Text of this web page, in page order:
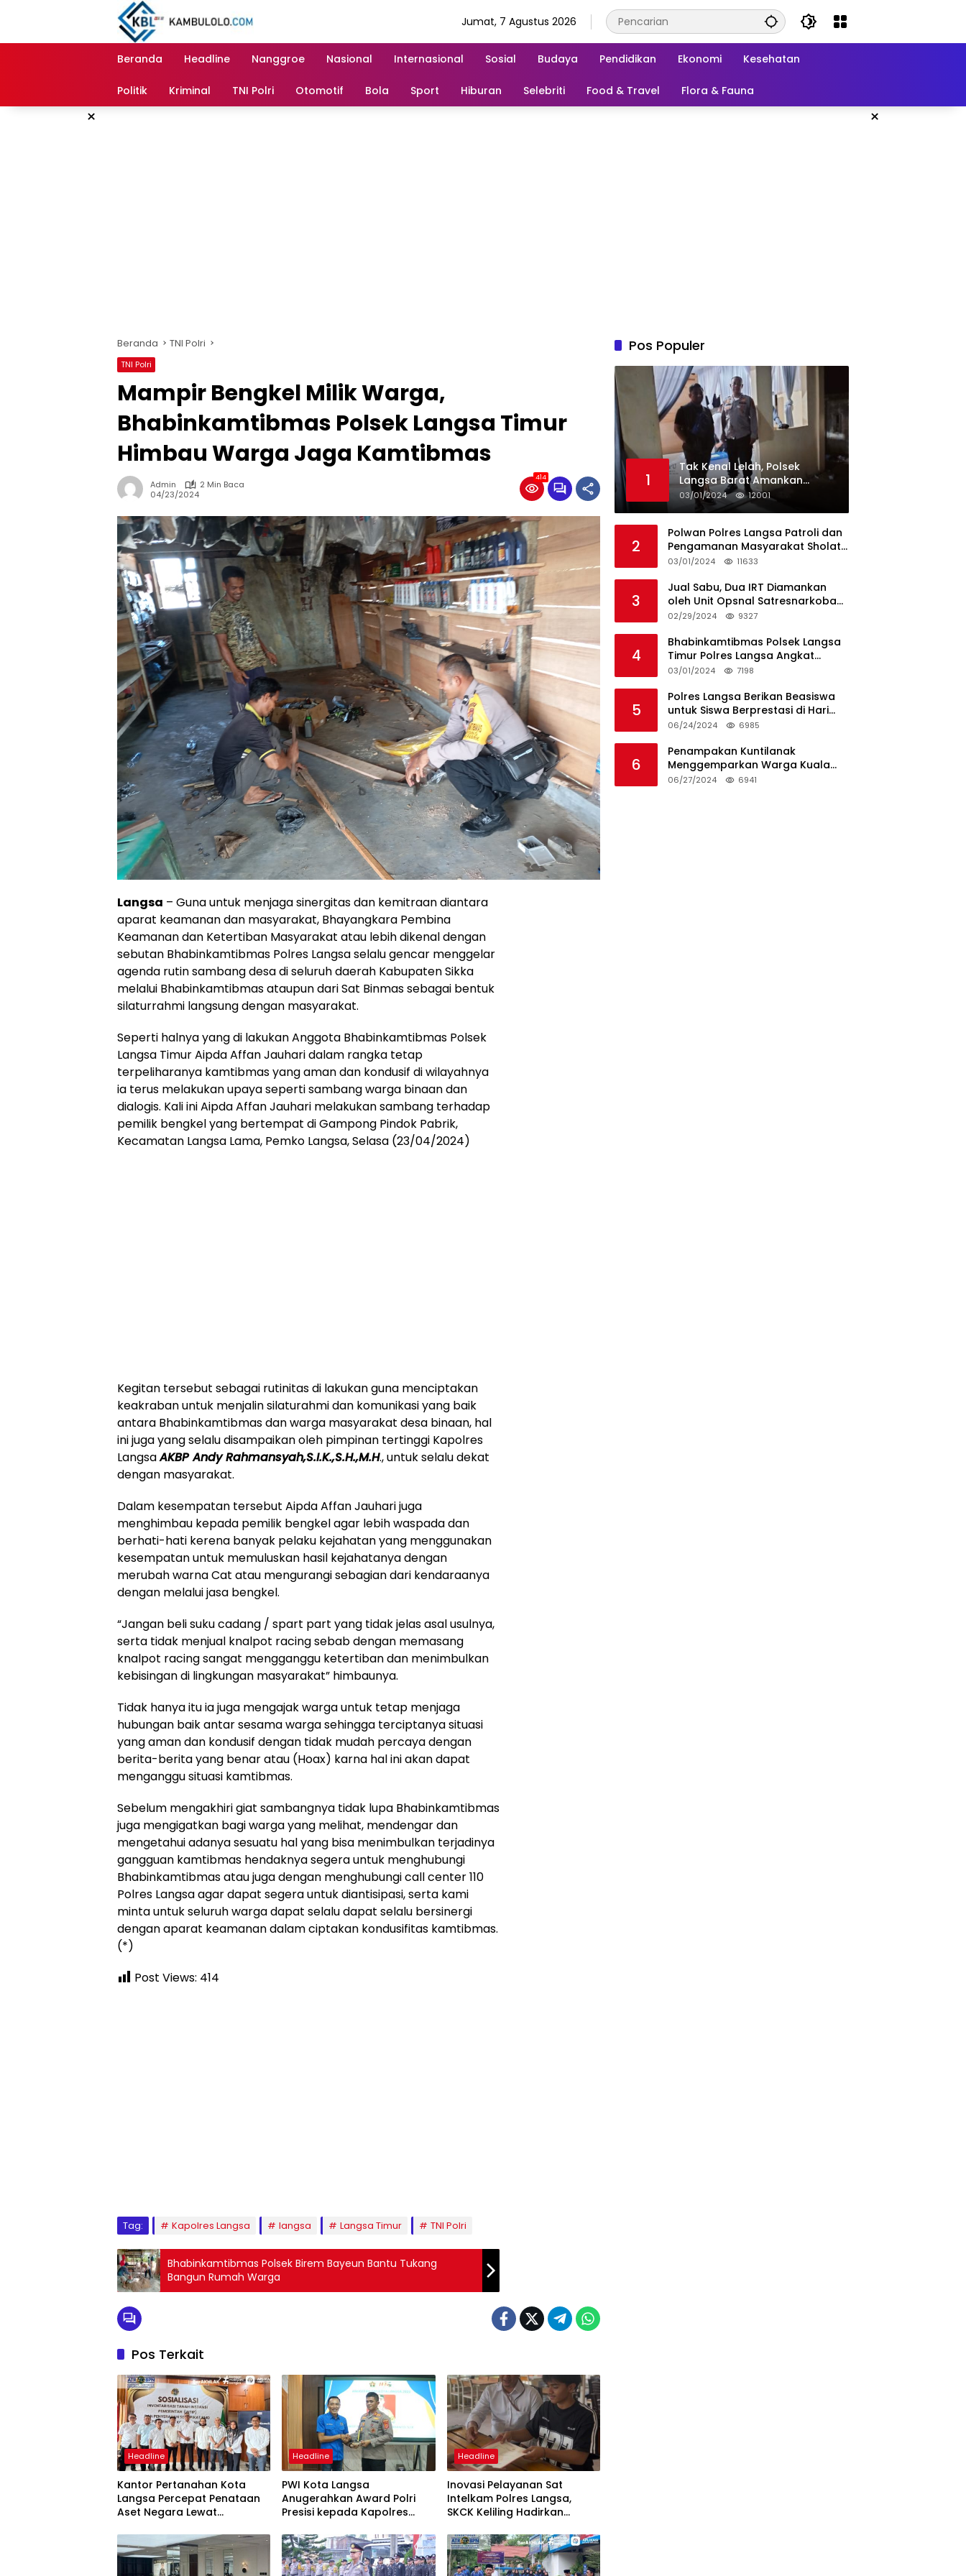
Jumat, 7 Agustus 2026
Beranda Headline Nanggroe Nasional Internasional Sosial Budaya Pendidikan Ekonomi Kesehatan
Politik Kriminal TNI Polri Otomotif Bola Sport Hiburan Selebriti Food & Travel Flora & Fauna
× ×
Beranda TNI Polri
TNI Polri
Mampir Bengkel Milik Warga,
Bhabinkamtibmas Polsek Langsa Timur
Himbau Warga Jaga Kamtibmas
Admin
2 Min Baca
04/23/2024
414
Langsa – Guna untuk menjaga sinergitas dan kemitraan diantara
aparat keamanan dan masyarakat, Bhayangkara Pembina
Keamanan dan Ketertiban Masyarakat atau lebih dikenal dengan
sebutan Bhabinkamtibmas Polres Langsa selalu gencar menggelar
agenda rutin sambang desa di seluruh daerah Kabupaten Sikka
melalui Bhabinkamtibmas ataupun dari Sat Binmas sebagai bentuk
silaturrahmi langsung dengan masyarakat.
Seperti halnya yang di lakukan Anggota Bhabinkamtibmas Polsek
Langsa Timur Aipda Affan Jauhari dalam rangka tetap
terpeliharanya kamtibmas yang aman dan kondusif di wilayahnya
ia terus melakukan upaya seperti sambang warga binaan dan
dialogis. Kali ini Aipda Affan Jauhari melakukan sambang terhadap
pemilik bengkel yang bertempat di Gampong Pindok Pabrik,
Kecamatan Langsa Lama, Pemko Langsa, Selasa (23/04/2024)
Kegitan tersebut sebagai rutinitas di lakukan guna menciptakan
keakraban untuk menjalin silaturahmi dan komunikasi yang baik
antara Bhabinkamtibmas dan warga masyarakat desa binaan, hal
ini juga yang selalu disampaikan oleh pimpinan tertinggi Kapolres
LangsaAKBP Andy Rahmansyah,S.I.K.,S.H.,M.H., untuk selalu dekat
dengan masyarakat.
Dalam kesempatan tersebut Aipda Affan Jauhari juga
menghimbau kepada pemilik bengkel agar lebih waspada dan
berhati-hati kerena banyak pelaku kejahatan yang menggunakan
kesempatan untuk memuluskan hasil kejahatanya dengan
merubah warna Cat atau mengurangi sebagian dari kendaraanya
dengan melalui jasa bengkel.
“Jangan beli suku cadang / spart part yang tidak jelas asal usulnya,
serta tidak menjual knalpot racing sebab dengan memasang
knalpot racing sangat mengganggu ketertiban dan menimbulkan
kebisingan di lingkungan masyarakat” himbaunya.
Tidak hanya itu ia juga mengajak warga untuk tetap menjaga
hubungan baik antar sesama warga sehingga terciptanya situasi
yang aman dan kondusif dengan tidak mudah percaya dengan
berita-berita yang benar atau (Hoax) karna hal ini akan dapat
menganggu situasi kamtibmas.
Sebelum mengakhiri giat sambangnya tidak lupa Bhabinkamtibmas
juga mengigatkan bagi warga yang melihat, mendengar dan
mengetahui adanya sesuatu hal yang bisa menimbulkan terjadinya
gangguan kamtibmas hendaknya segera untuk menghubungi
Bhabinkamtibmas atau juga dengan menghubungi call center 110
Polres Langsa agar dapat segera untuk diantisipasi, serta kami
minta untuk seluruh warga dapat selalu dapat selalu bersinergi
dengan aparat keamanan dalam ciptakan kondusifitas kamtibmas.
(*)
Post Views: 414
Tag: Kapolres Langsa langsa Langsa Timur TNI Polri
Bhabinkamtibmas Polsek Birem Bayeun Bantu Tukang
Bangun Rumah Warga
Pos Terkait
Headline
Kantor Pertanahan Kota
Langsa Percepat Penataan
Aset Negara Lewat
Headline
PWI Kota Langsa
Anugerahkan Award Polri
Presisi kepada Kapolres
Headline
Inovasi Pelayanan Sat
Intelkam Polres Langsa,
SKCK Keliling Hadirkan
dan Humanis
Pos Populer
1
Tak Kenal Lelah, Polsek
Langsa Barat Amankan
Rekapitulasi Selama12 Hari di
Kecamatan Baro
03/01/2024 12001
2
Polwan Polres Langsa Patroli dan
Pengamanan Masyarakat Sholat
Jumat
03/01/2024 11633
3
Jual Sabu, Dua IRT Diamankan
oleh Unit Opsnal Satresnarkoba
Polres Langsa
02/29/2024 9327
4
Bhabinkamtibmas Polsek Langsa
Timur Polres Langsa Angkat
Kerenda Bantu Prosesi
03/01/2024 7198
5
Polres Langsa Berikan Beasiswa
untuk Siswa Berprestasi di Hari
Bhayangkara ke-78
06/24/2024 6985
6
Penampakan Kuntilanak
Menggemparkan Warga Kuala
Langsa dan Btn Sungai Pauh
06/27/2024 6941